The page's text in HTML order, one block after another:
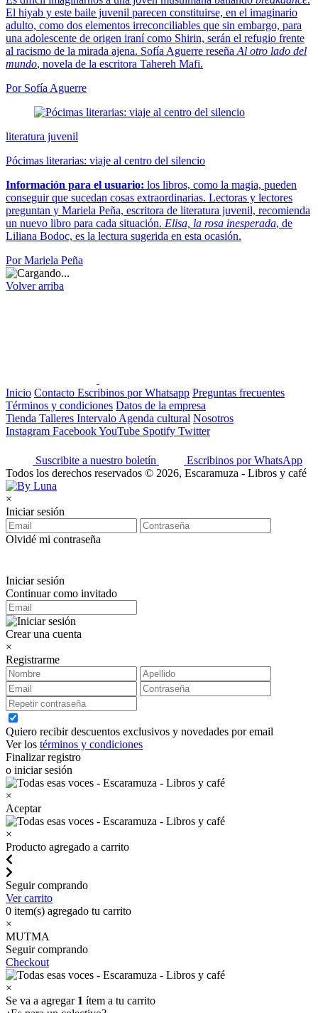
El hiyab y este baile juvenil parecen constituirse, en el imaginario
adulto, como dos elementos irreconciliables que sin embargo, para
una adolescente de origen iraní como Shirin, serán el refugio frente
al racismo de la mirada ajena. Sofía Aguerre reseña Al otro lado del
mundo, novela de la escritora Tahereh Mafi.
Por Sofía Aguerre
literatura juvenil
Pócimas literarias: viaje al centro del silencio
Información para el usuario: los libros, como la magia, pueden
conseguir que sucedan cosas extraordinarias. Lectoras y lectores
preguntan y Mariela Peña, escritora de literatura juvenil, recomienda
un nuevo libro para cada situación. Elisa, la rosa inesperada, de
Liliana Bodoc, es la lectura sugerida en esta ocasión.
Por Mariela Peña
Volver arriba
Inicio Contacto Escribinos por Whatsapp Preguntas frecuentes
Términos y condiciones Datos de la empresa
Tienda Talleres Intervalo Agenda cultural Nosotros
Instagram FacebookYouTube Spotify Twitter
Suscribite a nuestro boletín
Escribinos por WhatsApp
Todos los derechos reservados © 2026, Escaramuza - Libros y café
×
Iniciar sesión
Olvidé mi contraseña
Iniciar sesión
Continuar como invitado
Crear una cuenta
×
Registrarme
Quiero recibir descuentos exclusivos y novedades por email
Ver los términos y condiciones
Finalizar registro
o iniciar sesión
×
Aceptar
×
Producto agregado a carrito
Seguir comprando
Ver carrito
0 item(s) agregado tu carrito
×
MUTMA
Seguir comprando
Checkout
×
Se va a agregar 1 ítem a tu carrito